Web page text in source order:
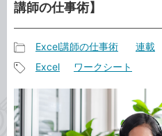
講師の仕事術】
事
カ
ゴ
Excel講師の仕事術 連載
グ
Excel ワークシート